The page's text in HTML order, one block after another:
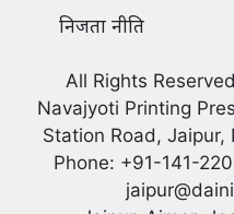
निजता नीति
All Rights
Navajyoti Printing
Station Road,
Phone: +91-141-